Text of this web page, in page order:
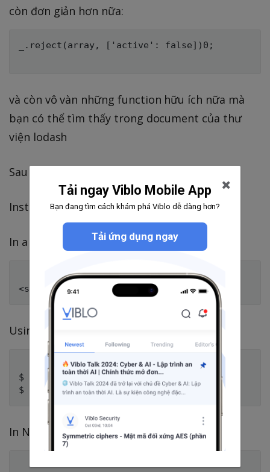
còn đơn giản hơn nữa:
_.reject(array, ['active': false])0;
và còn vô vàn những function hữu ích nữa mà
bạn có thể tìm thấy trong document của thư
viện lodash
Sau đây là cách install:
Installation
In a browser:
Using npm:
$ npm i -g npm
In Node.js:
Tải ngay Viblo Mobile App
Bạn đang tìm cách khám phá Viblo dễ dàng hơn?
Tải ứng dụng ngay